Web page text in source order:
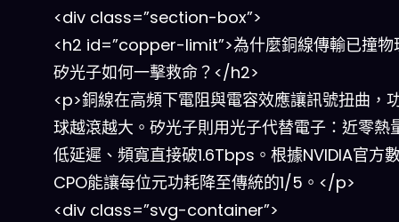
<div class=”section-box”>
<h2 id=”copper-limit”>為什麼銅線傳輸已撞物
矽光子如何一擊救命？</h2>
<p>銅線在高頻下電阻與電容效應讓訊號扭曲，
球越滾越大。矽光子則用光子代替電子：近零熱
低延遲、頻寬直接破1.6Tbps。根據NVIDIA官方
CPO能讓每位元功耗降至傳統的1/5。</p>
<div class=”svg-container”>